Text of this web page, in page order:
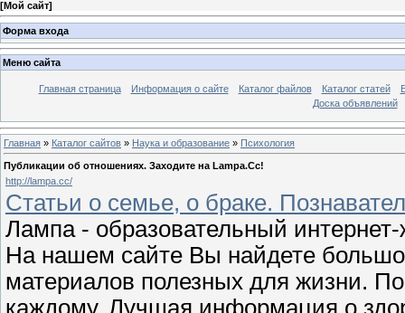
[Мой сайт]
Форма входа
Меню сайта
Главная страница Информация о сайте Каталог файлов Каталог статей
Доска объявлений
Главная » Каталог сайтов » Наука и образование » Психология
Публикации об отношениях. Заходите на Lampa.Cc!
http://lampa.cc/
Статьи о семье, о браке.
Лампа - образовательный
На нашем сайте Вы найдете
материалов полезных для жизни.
каждому. Лучшая информация о